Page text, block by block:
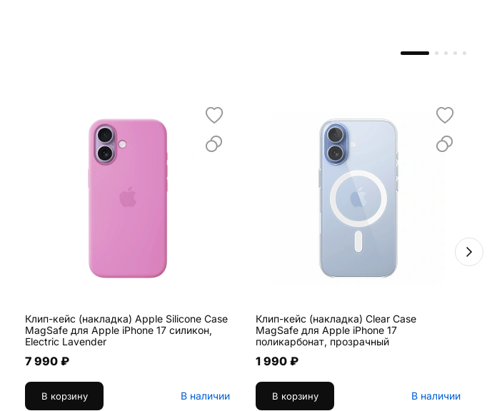
Клип-кейс (накладка) Apple Silicone Case
MagSafe для Apple iPhone 17 силикон,
Electric Lavender
7 990 ₽
В корзину В наличии
Клип-кейс (накладка) Clear Case
MagSafe для Apple iPhone 17
поликарбонат, прозрачный
1 990 ₽
В корзину В наличии